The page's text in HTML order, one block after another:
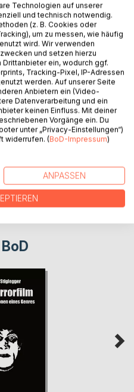
Personen scheinen ihn
diese Personen stecken
es ihnen trotzdem gelingen
die Ordnung
BoD
Technologien auf unserer
und technisch notwendig.
(z. B. Cookies oder
um zu messen, wie häufig
wird. Wir verwenden
und setzen hierzu
ein, wodurch ggf.
Tracking-Pixel, IP-Adressen
werden. Auf unserer Seite
Anbietern ein (Video-
Datenverarbeitung und ein
keinen Einfluss. Mit deiner
Vorgänge ein. Du
unter „Privacy-Einstellungen“)
widerrufen. (BoD-Impressum)
ANPASSEN